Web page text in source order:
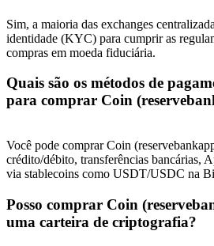
USDT New User Exclusive 10%
USDT Flexible Staking | Daily
BTC Flexible Staking | Daily
Sim, a maioria das exchanges
identidade (KYC) para cumprir as
compras em moeda fiduciária.
Quais são os métodos de
para comprar Coin
Você pode comprar Coin
crédito/débito, transferências bancárias,
via stablecoins como USDT/USDC na
Posso comprar Coin
uma carteira de criptografia?